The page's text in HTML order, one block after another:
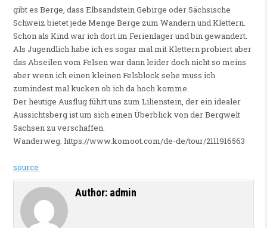
gibt es Berge, dass Elbsandstein Gebirge oder Sächsische
Schweiz bietet jede Menge Berge zum Wandern und Klettern.
Schon als Kind war ich dort im Ferienlager und bin gewandert.
Als Jugendlich habe ich es sogar mal mit Klettern probiert aber
das Abseilen vom Felsen war dann leider doch nicht so meins
aber wenn ich einen kleinen Felsblock sehe muss ich
zumindest mal kucken ob ich da hoch komme.
Der heutige Ausflug führt uns zum Lilienstein, der ein idealer
Aussichtsberg ist um sich einen Überblick von der Bergwelt
Sachsen zu verschaffen.
Wanderweg: https://www.komoot.com/de-de/tour/2111916563
source
Author: admin